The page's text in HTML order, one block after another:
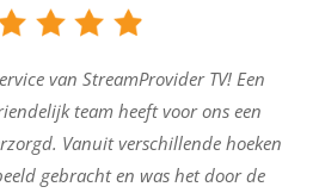
van StreamProvider TV! Een
team heeft voor ons een
Vanuit verschillende hoeken
gebracht en was het door de